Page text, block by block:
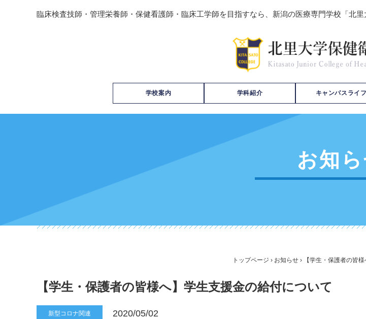
臨床検査技師・管理栄養師・保健看護師・臨床工学師を目指すなら、新潟の医療専門学校「北里
学校案内 学科紹介 キャンパスライフ
お知
トップページ › お知らせ › 【学生・保護者の皆
【学生・保護者の皆様へ】学生支援金の給付について
新型コロナ関連 2020/05/02